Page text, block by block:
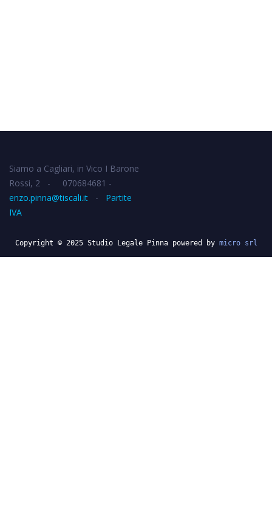
Siamo a Cagliari, in Vico I Barone
Rossi, 2 - 070684681 -
enzo.pinna@tiscali.it - Partite
IVA
Copyright © 2025 Studio Legale Pinna powered by micro srl